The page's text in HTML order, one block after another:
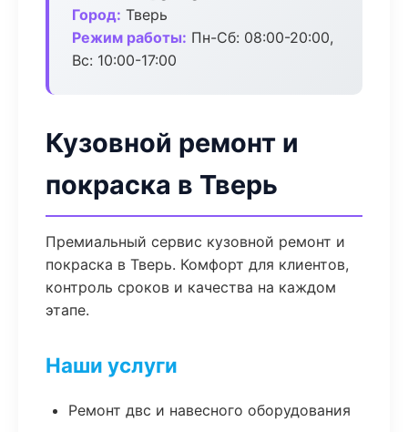
Город: Тверь
Режим работы: Пн-Сб: 08:00-20:00,
Вс: 10:00-17:00
Кузовной ремонт и
покраска в Тверь
Премиальный сервис кузовной ремонт и
покраска в Тверь. Комфорт для клиентов,
контроль сроков и качества на каждом
этапе.
Наши услуги
Ремонт двс и навесного оборудования